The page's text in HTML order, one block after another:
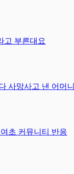
고 부른대요
사망사고 낸 어머니
초 커뮤니티 반응